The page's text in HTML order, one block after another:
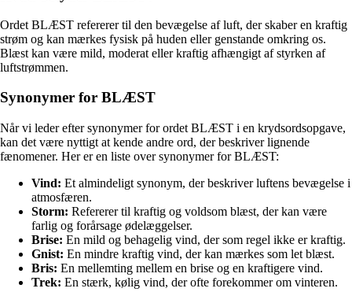
Ordet BLÆST refererer til den bevægelse af luft, der skaber en kraftig
strøm og kan mærkes fysisk på huden eller genstande omkring os.
Blæst kan være mild, moderat eller kraftig afhængigt af styrken af
luftstrømmen.
Synonymer for BLÆST
Når vi leder efter synonymer for ordet BLÆST i en krydsordsopgave,
kan det være nyttigt at kende andre ord, der beskriver lignende
fænomener. Her er en liste over synonymer for BLÆST:
Vind: Et almindeligt synonym, der beskriver luftens bevægelse i
atmosfæren.
Storm: Refererer til kraftig og voldsom blæst, der kan være
farlig og forårsage ødelæggelser.
Brise: En mild og behagelig vind, der som regel ikke er kraftig.
Gnist: En mindre kraftig vind, der kan mærkes som let blæst.
Bris: En mellemting mellem en brise og en kraftigere vind.
Trek: En stærk, kølig vind, der ofte forekommer om vinteren.